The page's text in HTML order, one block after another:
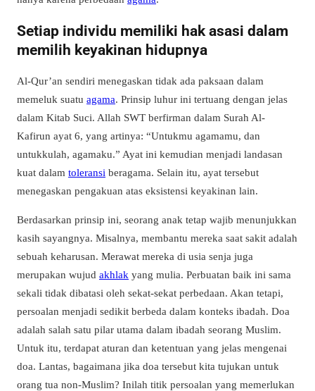
Setiap individu memiliki hak asasi dalam
memilih keyakinan hidupnya
Al-Qur’an sendiri menegaskan tidak ada paksaan dalam
memeluk suatu agama. Prinsip luhur ini tertuang dengan jelas
dalam Kitab Suci. Allah SWT berfirman dalam Surah Al-
Kafirun ayat 6, yang artinya: “Untukmu agamamu, dan
untukkulah, agamaku.” Ayat ini kemudian menjadi landasan
kuat dalam toleransi beragama. Selain itu, ayat tersebut
menegaskan pengakuan atas eksistensi keyakinan lain.
Berdasarkan prinsip ini, seorang anak tetap wajib menunjukkan
kasih sayangnya. Misalnya, membantu mereka saat sakit adalah
sebuah keharusan. Merawat mereka di usia senja juga
merupakan wujud akhlak yang mulia. Perbuatan baik ini sama
sekali tidak dibatasi oleh sekat-sekat perbedaan. Akan tetapi,
persoalan menjadi sedikit berbeda dalam konteks ibadah. Doa
adalah salah satu pilar utama dalam ibadah seorang Muslim.
Untuk itu, terdapat aturan dan ketentuan yang jelas mengenai
doa. Lantas, bagaimana jika doa tersebut kita tujukan untuk
orang tua non-Muslim? Inilah titik persoalan yang memerlukan